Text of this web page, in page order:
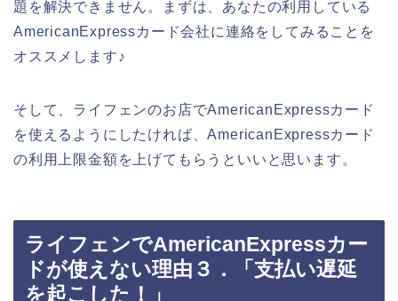
題を解決できません。まずは、あなたの利用している
AmericanExpressカード会社に連絡をしてみることを
オススメします♪
そして、ライフェンのお店でAmericanExpressカード
を使えるようにしたければ、AmericanExpressカード
の利用上限金額を上げてもらうといいと思います。
ライフェンでAmericanExpressカー
ドが使えない理由３．「支払い遅延
を起こした！」